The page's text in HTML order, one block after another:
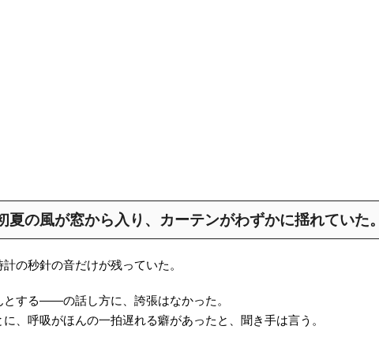
夏の風が窓から入り、カーテンがわずかに揺れていた。
の秒針の音だけが残っていた。
する――の話し方に、誇張はなかった。
、呼吸がほんの一拍遅れる癖があったと、聞き手は言う。